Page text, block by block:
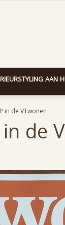
AAN
in de VTwonen
de